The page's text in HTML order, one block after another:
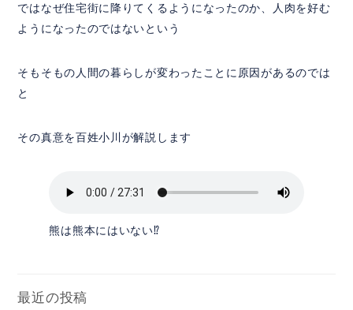
ではなぜ住宅街に降りてくるようになったのか、人肉を好む
ようになったのではないという
そもそもの人間の暮らしが変わったことに原因があるのでは
と
その真意を百姓小川が解説します
熊は熊本にはいない⁉︎
最近の投稿